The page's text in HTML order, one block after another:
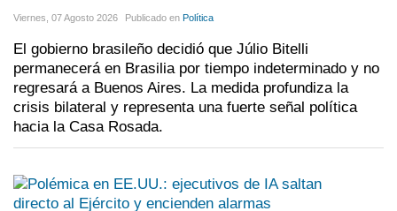
Viernes, 07 Agosto 2026 Publicado en Política
El gobierno brasileño decidió que Júlio Bitelli
permanecerá en Brasilia por tiempo indeterminado y no
regresará a Buenos Aires. La medida profundiza la
crisis bilateral y representa una fuerte señal política
hacia la Casa Rosada.